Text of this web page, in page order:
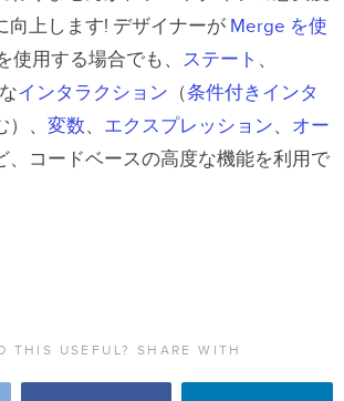
向上します! デザイナーが Merge を使
使用する場合でも、 ステート 、
インタラクション （条件付きインタ
）、 変数、 エクスプレッション、 オー
、コードベースの高度な機能を利用で
THIS USEFUL? SHARE WITH